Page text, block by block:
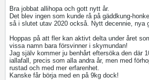
Bra jobbat allihopa och gott nytt år.
Det blev ingen som kunde rå på gäddkung-
så i slutet utav 2020 också. Nytt decennie, nya
Hoppas på att fler kan aktivt delta under året
vissa namn bara försvinner i skymundan!
Jag själv kommer ju benhårt eftersöka den där
iallafall, precis som alla andra år, men med
rustad och med mer erfarenhet.
Kanske får börja med en på 9kg dock!